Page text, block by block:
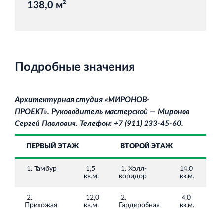
Кингисепп
Испытательный комплекс ПКТИ
Многофункцинальный испытательный комплекс
138,0 м²
Подробные значения
Архитектурная студия «МИРОНОВ‐
ПРОЕКТ». Руководитель мастерской — Миронов
Сергей Павлович. Телефон: +7 (911) 233‐45‐60.
ПЕРВЫЙ ЭТАЖ ВТОРОЙ ЭТАЖ
1. Тамбур
1,5
кв.м.
1. Холл-
коридор
14,0
кв.м.
2.
Прихожая
12,0
кв.м.
2.
Гардеробная
4,0
кв.м.